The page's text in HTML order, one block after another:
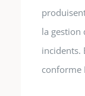
la gestion
incidents.
conforme